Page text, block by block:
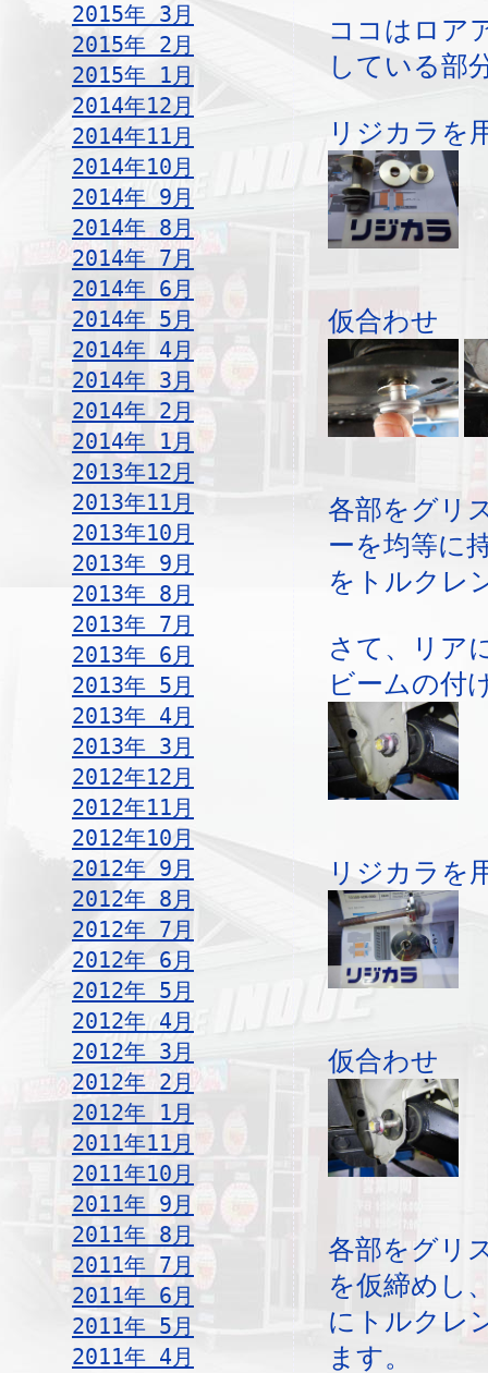
2015年 3月
2015年 2月
2015年 1月
2014年12月
2014年11月
2014年10月
2014年 9月
2014年 8月
2014年 7月
2014年 6月
2014年 5月
2014年 4月
2014年 3月
2014年 2月
2014年 1月
2013年12月
2013年11月
2013年10月
2013年 9月
2013年 8月
2013年 7月
2013年 6月
2013年 5月
2013年 4月
2013年 3月
2012年12月
2012年11月
2012年10月
2012年 9月
2012年 8月
2012年 7月
2012年 6月
2012年 5月
2012年 4月
2012年 3月
2012年 2月
2012年 1月
2011年11月
2011年10月
2011年 9月
2011年 8月
2011年 7月
2011年 6月
2011年 5月
2011年 4月
ココはロア
している部
リジカラを
仮合わせ
各部をグリ
ーを均等に
をトルクレ
さて、リア
ビームの付
リジカラを
仮合わせ
各部をグリ
を仮締めし
にトルクレ
ます。